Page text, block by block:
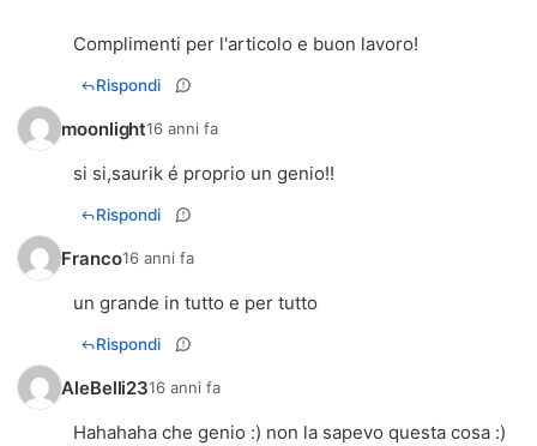
Complimenti per l'articolo e buon lavoro!
Rispondi
moonlight16 anni fa
si si,saurik é proprio un genio!!
Rispondi
Franco16 anni fa
un grande in tutto e per tutto
Rispondi
AleBelli2316 anni fa
Hahahaha che genio :) non la sapevo questa cosa :)